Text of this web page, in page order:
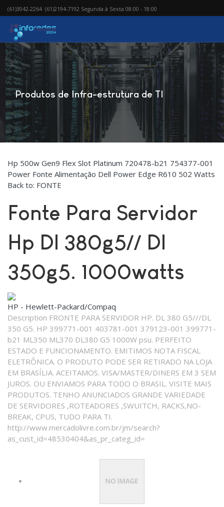
(61)3042-2264 (61)2194-7192 Segunda à Sexta 08:00 - 18:00
Produtos de Infra-estrutura de TI
Hp 500w Gen9 Flex Slot Platinum 720478-b21 754377-001
Power Fonte Alimentação Dell Power Edge R610 502 Watts
Back to: FONTE
Fonte Para Servidor
Hp Dl 380g5// Dl
350g5. 1000watts
HP - Hewlett-Packard/Compaq
Description FRONTE PARA SERVIDOR HP. DL 380 G5///DL
350 G5. HP 399771-001 403781-001 379123-001 399771-
b21 ML350 ML370 DL380 G5 1000W psu. PERFEITO
ESTADO E FUNCIONAMENTO. EMITIMOS NOTA FISCAL
ELETRÔNICA. O PRODUTO PODE SER RETIRADO NA LOJA
EM BRASÍLIA. ACEITAMOS. VISA/MASTER/DINERS EM 3 SEM
JUROS. OU ENVIAMOS PARA TODO O BRASIL. VISITE MAIS
PRODUTOS. TENHO ANUNCIADOS GRANDE VARIEDADE
DE SERVIDORES ,ROTEADORES ,SWUITCH, RACKS,NO-
BREAK, CPUS, TUDO PARA TI.
http://www.mercadolivre.com.br/jm/search?
as_cust_id=48530404&as_pr_categ_id=